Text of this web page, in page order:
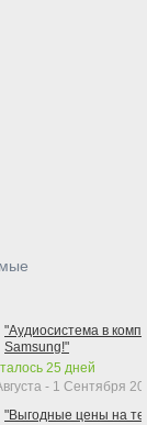
"Аудиосистема в
Samsung!"
25 дней
- 1 Сентября
"Выгодные цены на